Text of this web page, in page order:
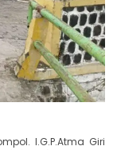
I.G.P.Atma Giri